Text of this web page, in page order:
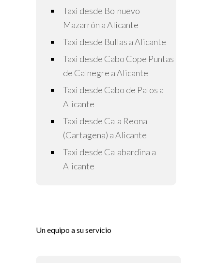
Taxi desde Bolnuevo
Mazarrón a Alicante
Taxi desde Bullas a Alicante
Taxi desde Cabo Cope Puntas
de Calnegre a Alicante
Taxi desde Cabo de Palos a
Alicante
Taxi desde Cala Reona
(Cartagena) a Alicante
Taxi desde Calabardina a
Alicante
Un equipo a su servicio